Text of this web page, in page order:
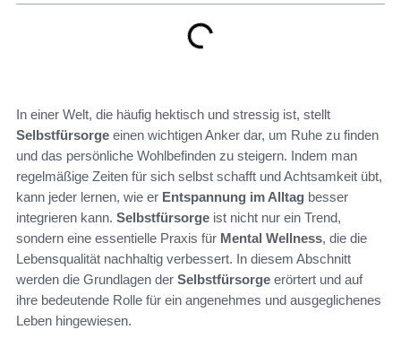
In einer Welt, die häufig hektisch und stressig ist, stellt
Selbstfürsorge einen wichtigen Anker dar, um Ruhe zu finden
und das persönliche Wohlbefinden zu steigern. Indem man
regelmäßige Zeiten für sich selbst schafft und Achtsamkeit übt,
kann jeder lernen, wie er Entspannung im Alltag besser
integrieren kann. Selbstfürsorge ist nicht nur ein Trend,
sondern eine essentielle Praxis für Mental Wellness, die die
Lebensqualität nachhaltig verbessert. In diesem Abschnitt
werden die Grundlagen der Selbstfürsorge erörtert und auf
ihre bedeutende Rolle für ein angenehmes und ausgeglichenes
Leben hingewiesen.